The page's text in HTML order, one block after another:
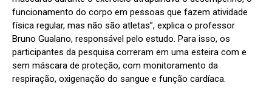
funcionamento do corpo em pessoas que fazem atividade
física regular, mas não são atletas”, explica o professor
Bruno Gualano, responsável pelo estudo. Para isso, os
participantes da pesquisa correram em uma esteira com e
sem máscara de proteção, com monitoramento da
respiração, oxigenação do sangue e função cardíaca.